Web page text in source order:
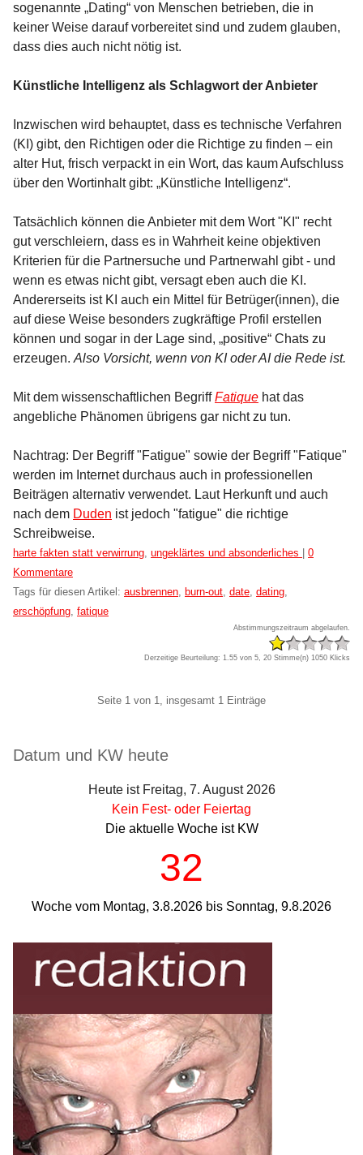
sogenannte „Dating“ von Menschen betrieben, die in
keiner Weise darauf vorbereitet sind und zudem glauben,
dass dies auch nicht nötig ist.
Künstliche Intelligenz als Schlagwort der Anbieter
Inzwischen wird behauptet, dass es technische Verfahren
(KI) gibt, den Richtigen oder die Richtige zu finden – ein
alter Hut, frisch verpackt in ein Wort, das kaum Aufschluss
über den Wortinhalt gibt: „Künstliche Intelligenz“.
Tatsächlich können die Anbieter mit dem Wort "KI" recht
gut verschleiern, dass es in Wahrheit keine objektiven
Kriterien für die Partnersuche und Partnerwahl gibt - und
wenn es etwas nicht gibt, versagt eben auch die KI.
Andererseits ist KI auch ein Mittel für Betrüger(innen), die
auf diese Weise besonders zugkräftige Profil erstellen
können und sogar in der Lage sind, „positive“ Chats zu
erzeugen. Also Vorsicht, wenn von KI oder AI die Rede ist.
Mit dem wissenschaftlichen BegriffFatique hat das
angebliche Phänomen übrigens gar nicht zu tun.
Nachtrag: Der Begriff "Fatigue" sowie der Begriff "Fatique"
werden im Internet durchaus auch in professionellen
Beiträgen alternativ verwendet. Laut Herkunft und auch
nach dem Duden ist jedoch "fatigue" die richtige
Schreibweise.
Kategorien:
harte fakten statt verwirrung, ungeklärtes und absonderliches
0
Kommentare
Tags für diesen Artikel: ausbrennen, burn-out, date, dating,
erschöpfung, fatique
Abstimmungszeitraum abgelaufen.
Derzeitige Beurteilung: 1.55 von 5, 20 Stimme(n) 1050 Klicks
Seite 1 von 1, insgesamt 1 Einträge
Seitenleiste
Datum und KW heute
Heute ist Freitag, 7. August 2026
Kein Fest- oder Feiertag
Die aktuelle Woche ist KW
32
Woche vom Montag, 3.8.2026 bis Sonntag, 9.8.2026